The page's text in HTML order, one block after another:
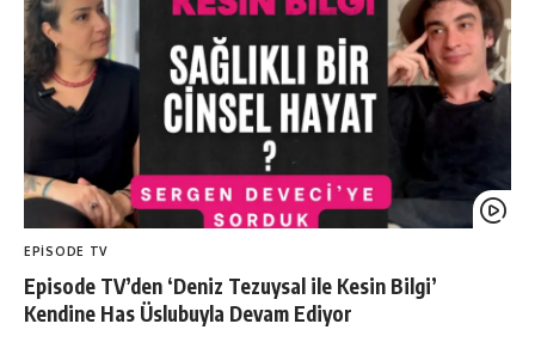
EPISODE TV
Episode TV’den ‘Deniz Tezuysal ile Kesin Bilgi’
Kendine Has Üslubuyla Devam Ediyor